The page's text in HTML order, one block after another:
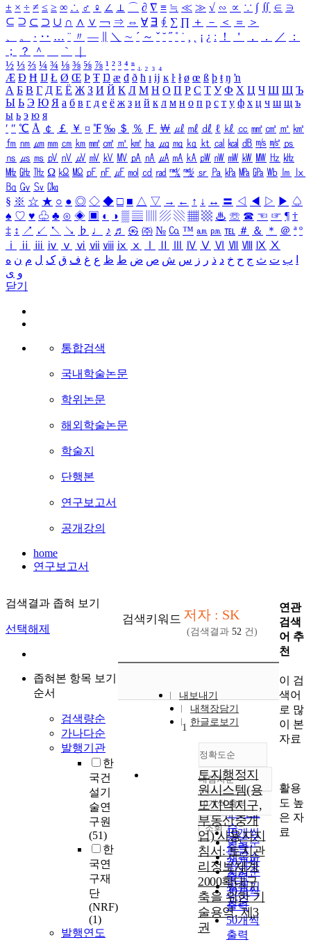
± × ÷ ≠ ≤ ≥ ∞ ∴ ♂ ♀ ∠ ⊥ ⌒ ∂ ∇ ≡ ≒ ≪ ≫ √ ∽ ∝ ∵ ∫ ∬ ∈ ∋
⊆ ⊇ ⊂ ⊃ ∪ ∩ ∧ ∨ ￢ ⇒ ⇔ ∀ ∃ ∮ ∑ ∏ ＋ － ＜ ＝
＞
、
。 · ‥ … ¨ 〃 ― ＼ ∼ ´ ～ ˇ ˘ ˝ ˚ ˙ ¸ ¡ ¿ ː ！ ＇ ， ． ／
：
；
？ ＾ ｀
½ ⅓ ⅔ ¼ ¾ ⅛ ⅜ ⅝ ⅞ ¹ ² ³ ⁴ ⁿ ₁ ₂ ₃ ₄
Æ Ð Ħ Ĳ Ł Ø Œ Þ Ŧ Ŋ æ đ ð ħ ı ĳ ĸ ŀ ł ø œ ß þ ŧ ŋ ŉ
А Б В Г Д Е Ё Ж З И Й К Л М Н О П Р С Т У Ф Х Ц Ч Ш Щ Ъ
Ы Ь Э Ю Я а б в г д е ё ж з и й к л м н о п р с т у ф х ц ч ш щ ъ
ы ь э ю я
′ ″ ℃ Å ￠ ￡ ￥ ¤ ℉ ‰ ＄ ％ Ｆ ￦ ㎕ ㎖ ㎗ ℓ ㎘ ㏄ ㎣ ㎤ ㎥ ㎦
㎙ ㎚ ㎛ ㎜ ㎝ ㎞ ㎟ ㎠ ㎡ ㎢ ㏊ ㎍ ㎎ ㎏ ㏏ ㎈ ㎉ ㏈ ㎧ ㎨ ㎰
㎱ ㎲ ㎳ ㎴ ㎵ ㎶ ㎷ ㎸ ㎹ ㎀ ㎁ ㎂ ㎃ ㎄ ㎺ ㎻ ㎽ ㎾ ㎿ ㎐ ㎑
㎒ ㎓ ㎔ Ω ㏀ ㏁ ㎊ ㎋ ㎌ ㏖ ㏅ ㎭ ㎮ ㎯ ㏛ ㎩ ㎪ ㎫ ㎬ ㏝ ㏐
㏓
㏃ ㏉ ㏜ ㏆
§ ※ ☆ ★ ○ ● ◎ ◇ ◆ □ ■ △ ▽ → ← ↑ ↓ ↔ 〓 ◁ ◀ ▷ ▶ ♤
♠ ♡ ♥ ♧ ♣ ⊙ ◈ ▣ ◐ ◑ ▒ ▤ ▨ ▧ ▦ ▩ ♨ ☏ ☎ ☜ ☞ ¶ †
‡ ↕ ↗ ↙ ↖ ↘ ♭ ♩ ♪ ♬ ㉿ ㈜ № ㏇ ™ ㏂ ㏘ ℡ ＃ ＆ ＊ ＠ ª º
ⅰ
ⅱ ⅲ ⅳ ⅴ ⅵ ⅶ ⅷ ⅸ ⅹ Ⅳ Ⅴ Ⅵ Ⅶ Ⅷ Ⅸ Ⅹ
ب ت ث ج ح خ د ذ ر ز س ش ص ض ط ظ ع غ ف ق ک ل م ن ه
و ی
닫기
통합검색
국내학술논문
학위논문
해외학술논문
학술지
단행본
연구보고서
공개강의
home
연구보고서
검색결과 좁혀 보기
선택해제
좁혀본 항목 보기
순서
검색량순
가나다순
발행기관
한
국건
설기
술연
구원
(51)
한
국연
구재
단
(NRF)
(1)
발행연도
검색키워드 저자 : SK
(검색결과 52 건)
내보내기
내책장담기
한글로보기
정확도순
정확도
순
인기도
순
연도순
제목순
저자순
발행기
관순
내림차순
내림차순
10개씩 출력
10개씩
출력
20개씩
출력
30개씩
출력
50개씩
출력
조회
1
토지행정지
원시스템(용
도지역지구,
부동산중개
업) 사용자지
침서: 토지관
리정보체계
2000확대구
축을 위한 기
술용역, 제3
권
연관
검색
어 추
천
이 검
색어
로 많
이 본
자료
활용
도 높
은 자
료